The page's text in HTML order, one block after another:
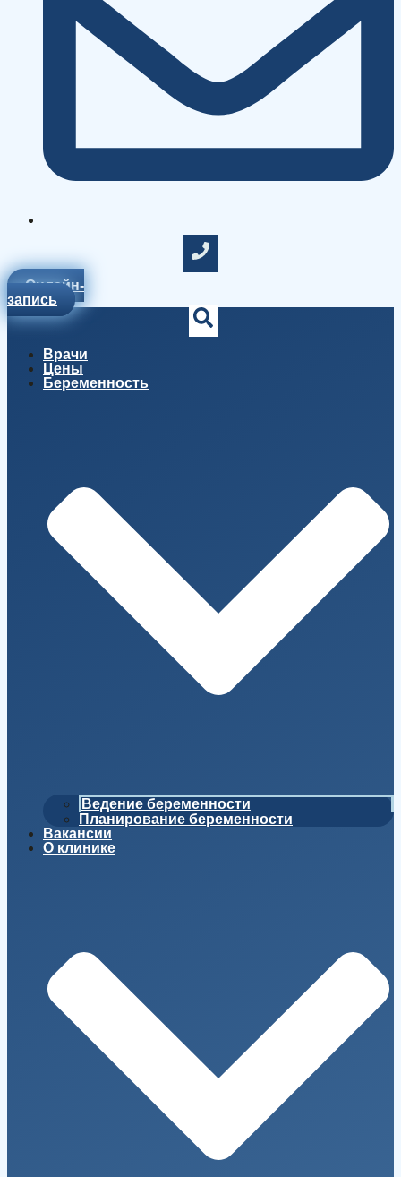
Онлайн-
запись
Врачи
Цены
Беременность
Ведение беременности
Планирование беременности
Вакансии
О клинике